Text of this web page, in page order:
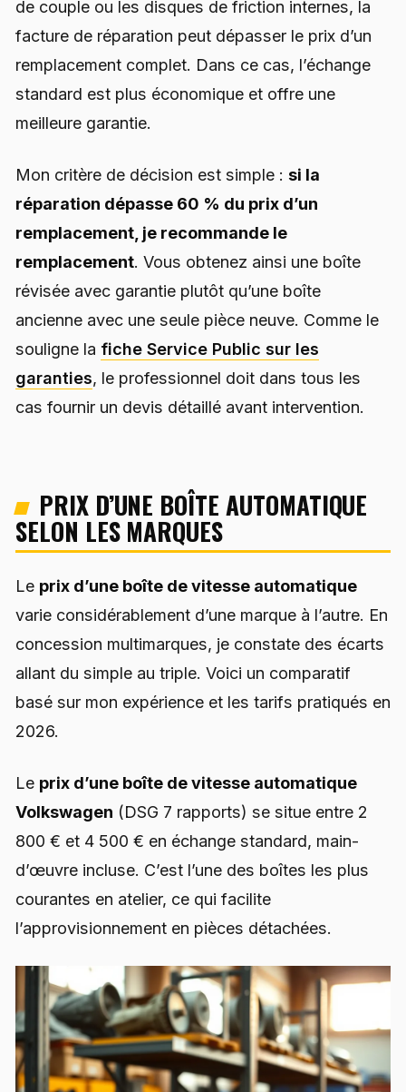
de couple ou les disques de friction internes, la
facture de réparation peut dépasser le prix d’un
remplacement complet. Dans ce cas, l’échange
standard est plus économique et offre une
meilleure garantie.
Mon critère de décision est simple : si la
réparation dépasse 60 % du prix d’un
remplacement, je recommande le
remplacement. Vous obtenez ainsi une boîte
révisée avec garantie plutôt qu’une boîte
ancienne avec une seule pièce neuve. Comme le
souligne la fiche Service Public sur les
garanties, le professionnel doit dans tous les
cas fournir un devis détaillé avant intervention.
PRIX D’UNE BOÎTE AUTOMATIQUE
SELON LES MARQUES
Le prix d’une boîte de vitesse automatique
varie considérablement d’une marque à l’autre. En
concession multimarques, je constate des écarts
allant du simple au triple. Voici un comparatif
basé sur mon expérience et les tarifs pratiqués en
2026.
Le prix d’une boîte de vitesse automatique
Volkswagen (DSG 7 rapports) se situe entre 2
800 € et 4 500 € en échange standard, main-
d’œuvre incluse. C’est l’une des boîtes les plus
courantes en atelier, ce qui facilite
l’approvisionnement en pièces détachées.